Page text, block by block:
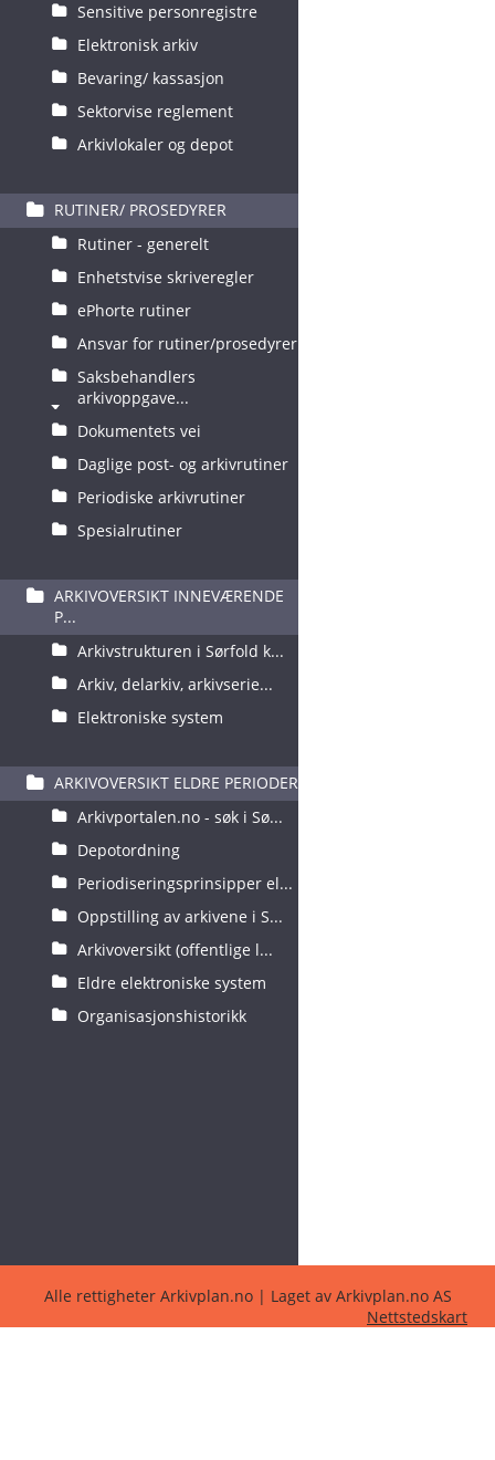
Sensitive personregistre
Elektronisk arkiv
Bevaring/ kassasjon
Sektorvise reglement
Arkivlokaler og depot
RUTINER/ PROSEDYRER
Rutiner - generelt
Enhetstvise skriveregler
ePhorte rutiner
Ansvar for rutiner/prosedyrer
Saksbehandlers
arkivoppgave...
Dokumentets vei
Daglige post- og arkivrutiner
Periodiske arkivrutiner
Spesialrutiner
ARKIVOVERSIKT INNEVÆRENDE
P...
Arkivstrukturen i Sørfold k...
Arkiv, delarkiv, arkivserie...
Elektroniske system
ARKIVOVERSIKT ELDRE PERIODER
Arkivportalen.no - søk i Sø...
Depotordning
Periodiseringsprinsipper el...
Oppstilling av arkivene i S...
Arkivoversikt (offentlige l...
Eldre elektroniske system
Organisasjonshistorikk
Alle rettigheter Arkivplan.no | Laget av Arkivplan.no AS
Nettstedskart